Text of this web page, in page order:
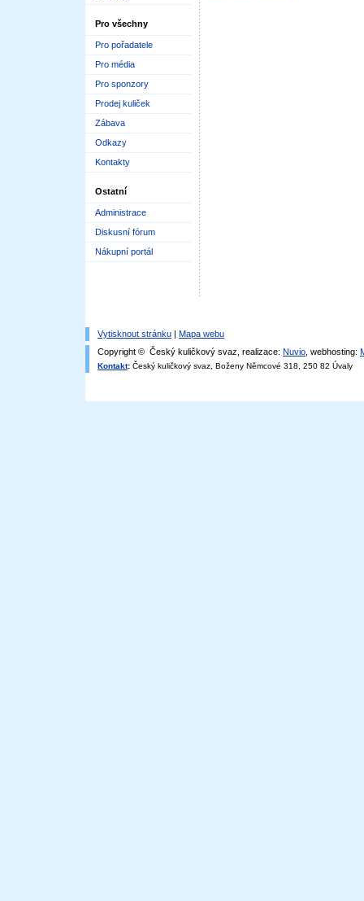
Pro všechny
Pro pořadatele
Pro média
Pro sponzory
Prodej kuliček
Zábava
Odkazy
Kontakty
Ostatní
Administrace
Diskusní fórum
Nákupní portál
Vytisknout stránku | Mapa webu
Copyright © Český kuličkový svaz, realizace: Nuvio , webhosting:
Kontakt: Český kuličkový svaz, Boženy Němcové 318, 250 82 Úvaly